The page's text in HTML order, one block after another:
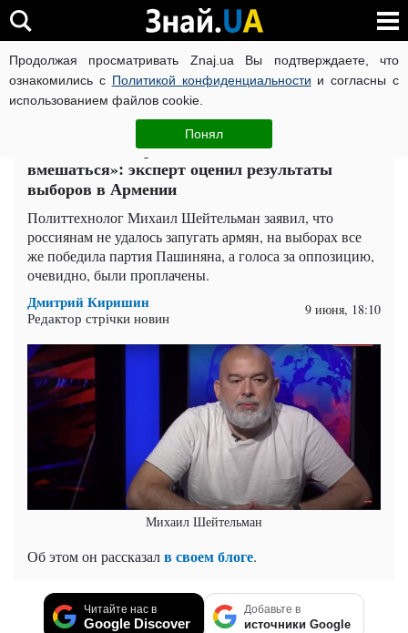
Продолжая просматривать Znaj.ua Вы подтверждаете, что
ознакомились с Политикой конфиденциальности и согласны с
использованием файлов cookie.
Понял
ВОЙНА РОССИИ ПРОТИВ УКРАИНЫ КОРОНАВИРУС В
Политика ЧИТАТИ УКРАЇНСЬКОЮ
«Всеми силами россияне пытались
вмешаться»: эксперт оценил результаты
выборов в Армении
Политтехнолог Михаил Шейтельман заявил, что
россиянам не удалось запугать армян, на выборах все
же победила партия Пашиняна, а голоса за оппозицию,
очевидно, были проплачены.
Дмитрий Киришин
Редактор стрічки новин 9 июня, 18:10
Михаил Шейтельман
Об этом он рассказалв своем блоге.
Читайте нас в
Google Discover
Добавьте в
источники Google